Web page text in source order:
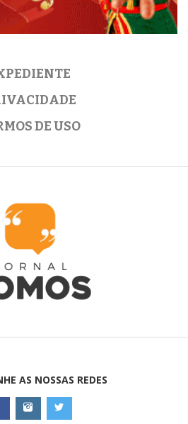
DE USO
AS NOSSAS REDES